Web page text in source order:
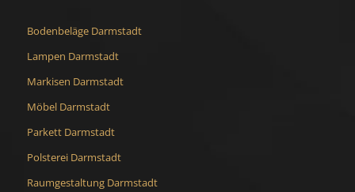
Bodenbeläge Darmstadt
Lampen Darmstadt
Markisen Darmstadt
Möbel Darmstadt
Parkett Darmstadt
Polsterei Darmstadt
Raumgestaltung Darmstadt